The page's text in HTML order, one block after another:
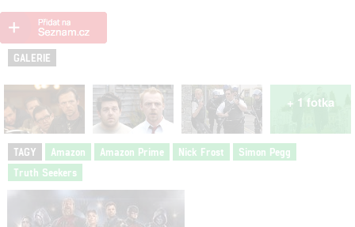
GALERIE
+ 1 fotka
TAGY Amazon Amazon Prime Nick Frost
Simon Pegg
Truth Seekers